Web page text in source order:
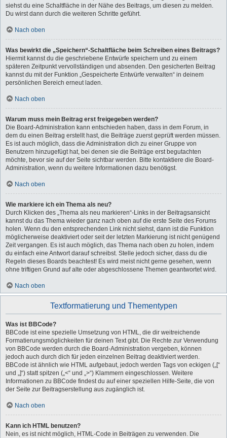
siehst du eine Schaltfläche in der Nähe des Beitrags, um diesen zu melden.
Du wirst dann durch die weiteren Schritte geführt.
Nach oben
Was bewirkt die „Speichern“-Schaltfläche beim Schreiben eines Beitrags?
Hiermit kannst du die geschriebene Entwürfe speichern und zu einem
späteren Zeitpunkt vervollständigen und absenden. Den gesicherten Beitrag
kannst du mit der Funktion „Gespeicherte Entwürfe verwalten“ in deinem
persönlichen Bereich erneut laden.
Nach oben
Warum muss mein Beitrag erst freigegeben werden?
Die Board-Administration kann entschieden haben, dass in dem Forum, in
dem du einen Beitrag erstellt hast, die Beiträge zuerst geprüft werden müssen.
Es ist auch möglich, dass die Administration dich zu einer Gruppe von
Benutzern hinzugefügt hat, bei denen sie die Beiträge erst begutachten
möchte, bevor sie auf der Seite sichtbar werden. Bitte kontaktiere die Board-
Administration, wenn du weitere Informationen dazu benötigst.
Nach oben
Wie markiere ich ein Thema als neu?
Durch Klicken des „Thema als neu markieren“-Links in der Beitragsansicht
kannst du das Thema wieder ganz nach oben auf die erste Seite des Forums
holen. Wenn du den entsprechenden Link nicht siehst, dann ist die Funktion
möglicherweise deaktiviert oder seit der letzten Markierung ist nicht genügend
Zeit vergangen. Es ist auch möglich, das Thema nach oben zu holen, indem
du einfach eine Antwort darauf schreibst. Stelle jedoch sicher, dass du die
Regeln dieses Boards beachtest! Es wird meist nicht gerne gesehen, wenn
ohne triftigen Grund auf alte oder abgeschlossene Themen geantwortet wird.
Nach oben
Textformatierung und Thementypen
Was ist BBCode?
BBCode ist eine spezielle Umsetzung von HTML, die dir weitreichende
Formatierungsmöglichkeiten für deinen Text gibt. Die Rechte zur Verwendung
von BBCode werden durch die Board-Administration vergeben, können
jedoch auch durch dich für jeden einzelnen Beitrag deaktiviert werden.
BBCode ist ähnlich wie HTML aufgebaut, jedoch werden Tags von eckigen („[“
und „]“) statt spitzen („<“ und „>“) Klammern eingeschlossen. Weitere
Informationen zu BBCode findest du auf einer speziellen Hilfe-Seite, die von
der Seite zur Beitragserstellung aus zugänglich ist.
Nach oben
Kann ich HTML benutzen?
Nein, es ist nicht möglich, HTML-Code in Beiträgen zu verwenden. Die